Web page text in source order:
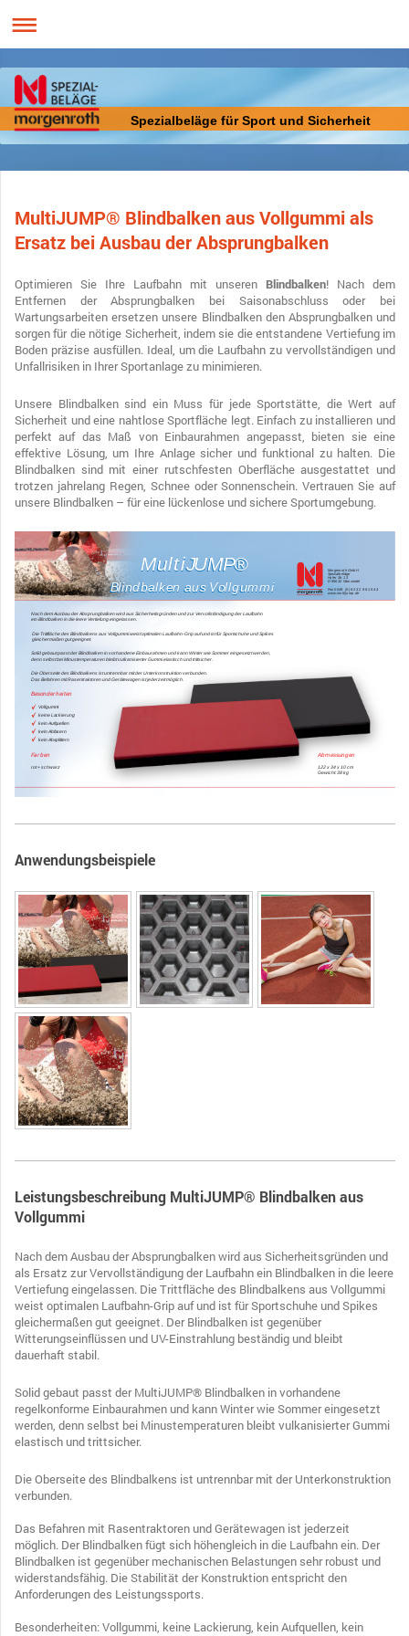
Spezialbeläge für Sport und Sicherheit
MultiJUMP® Blindbalken aus Vollgummi als
Ersatz bei Ausbau der Absprungbalken
Optimieren Sie Ihre Laufbahn mit unseren Blindbalken! Nach dem
Entfernen der Absprungbalken bei Saisonabschluss oder bei
Wartungsarbeiten ersetzen unsere Blindbalken den Absprungbalken und
sorgen für die nötige Sicherheit, indem sie die entstandene Vertiefung im
Boden präzise ausfüllen. Ideal, um die Laufbahn zu vervollständigen und
Unfallrisiken in Ihrer Sportanlage zu minimieren.
Unsere Blindbalken sind ein Muss für jede Sportstätte, die Wert auf
Sicherheit und eine nahtlose Sportfläche legt. Einfach zu installieren und
perfekt auf das Maß von Einbaurahmen angepasst, bieten sie eine
effektive Lösung, um Ihre Anlage sicher und funktional zu halten. Die
Blindbalken sind mit einer rutschfesten Oberfläche ausgestattet und
trotzen jahrelang Regen, Schnee oder Sonnenschein. Vertrauen Sie auf
unsere Blindbalken – für eine lückenlose und sichere Sportumgebung.
Anwendungsbeispiele
Leistungsbeschreibung MultiJUMP® Blindbalken aus
Vollgummi
Nach dem Ausbau der Absprungbalken wird aus Sicherheitsgründen und
als Ersatz zur Vervollständigung der Laufbahn ein Blindbalken in die leere
Vertiefung eingelassen. Die Trittfläche des Blindbalkens aus Vollgummi
weist optimalen Laufbahn-Grip auf und ist für Sportschuhe und Spikes
gleichermaßen gut geeignet. Der Blindbalken ist gegenüber
Witterungseinflüssen und UV-Einstrahlung beständig und bleibt
dauerhaft stabil.
Solid gebaut passt der MultiJUMP® Blindbalken in vorhandene
regelkonforme Einbaurahmen und kann Winter wie Sommer eingesetzt
werden, denn selbst bei Minustemperaturen bleibt vulkanisierter Gummi
elastisch und trittsicher.
Die Oberseite des Blindbalkens ist untrennbar mit der Unterkonstruktion
verbunden.
Das Befahren mit Rasentraktoren und Gerätewagen ist jederzeit
möglich. Der Blindbalken fügt sich höhengleich in die Laufbahn ein. Der
Blindbalken ist gegenüber mechanischen Belastungen sehr robust und
widerstandsfähig. Die Stabilität der Konstruktion entspricht den
Anforderungen des Leistungssports.
Besonderheiten: Vollgummi, keine Lackierung, kein Aufquellen, kein